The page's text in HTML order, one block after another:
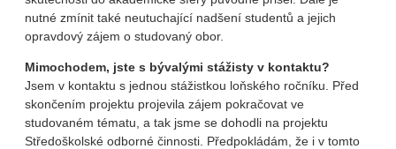
nutné zmínit také neutuchající nadšení studentů a jejich
opravdový zájem o studovaný obor.
Mimochodem, jste s bývalými stážisty v kontaktu?
Jsem v kontaktu s jednou stážistkou loňského ročníku. Před
skončením projektu projevila zájem pokračovat ve
studovaném tématu, a tak jsme se dohodli na projektu
Středoškolské odborné činnosti. Předpokládám, že i v tomto